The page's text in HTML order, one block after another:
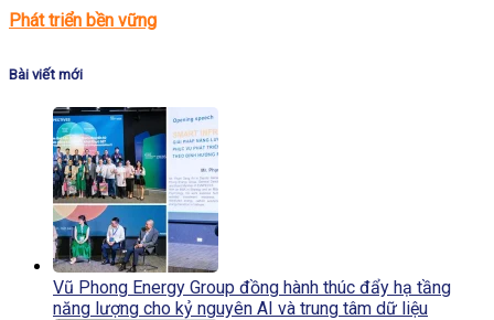
Phát triển bền vững
Bài viết mới
Vũ Phong Energy Group đồng hành thúc đẩy hạ tầng
năng lượng cho kỷ nguyên AI và trung tâm dữ liệu